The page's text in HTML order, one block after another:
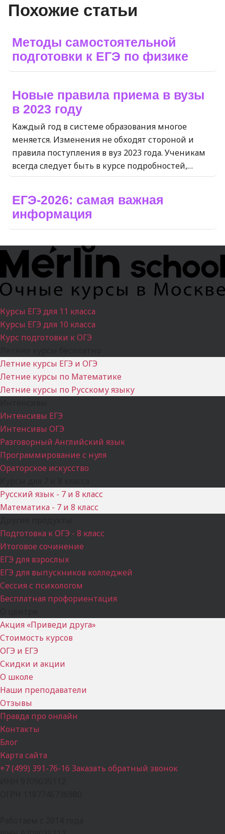
Похожие статьи
Методы самостоятельной
подготовки к ЕГЭ по физике
Новые правила приема в вузы
в 2023 году
Каждый год в системе образования многое
меняется. Изменения не обходят стороной и
правила поступления в вуз 2023 года. Ученикам
всегда следует быть в курсе подробностей,…
ЕГЭ-2026: самая важная
информация
Курсы ЕГЭ для 11 класса
Курсы ЕГЭ для 10 класса
Курс подготовки к ОГЭ
Летние курсы ЕГЭ и ОГЭ
Летние курсы по Математике
Летние курсы по Русскому языку
Интенсивы ЕГЭ
Интенсивы ОГЭ
Разговорный Английский язык
Программирование с нуля
Ораторское искусство
Русский язык - 7 и 8 класс
Математика - 7 и 8 класс
Подготовка к ОГЭ - 8 класс
Итоговое сочинение
ЕГЭ для взрослых
ЕГЭ для выпускников колледжей
Сессия с психологом
Бесплатная профориентация
Акция «Приведи друга»
Стоимость курсов
ОГЭ и ЕГЭ
Скидки и акции
О школе
Наши преподаватели
Отзывы
Правда про онлайн
Контакты
Блог
Карта сайта
+7 (499) 391-76-16 Заказать обратный звонок